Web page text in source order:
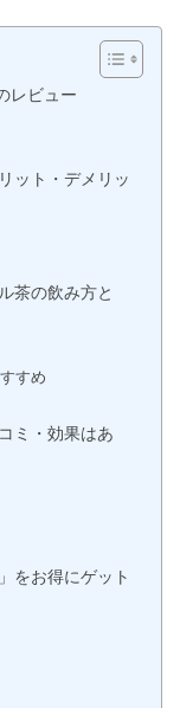
レビュー
ット・デメリッ
茶の飲み方と
すめ
ミ・効果はあ
をお得にゲット